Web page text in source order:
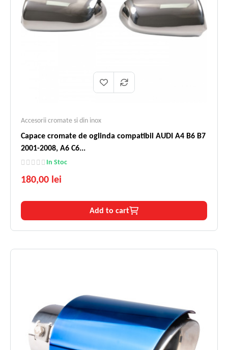
Accesorii cromate si din inox
Capace cromate de oglinda compatibil AUDI A4 B6 B7
2001-2008, A6 C6...
In Stoc
180,00 lei
Add to cart